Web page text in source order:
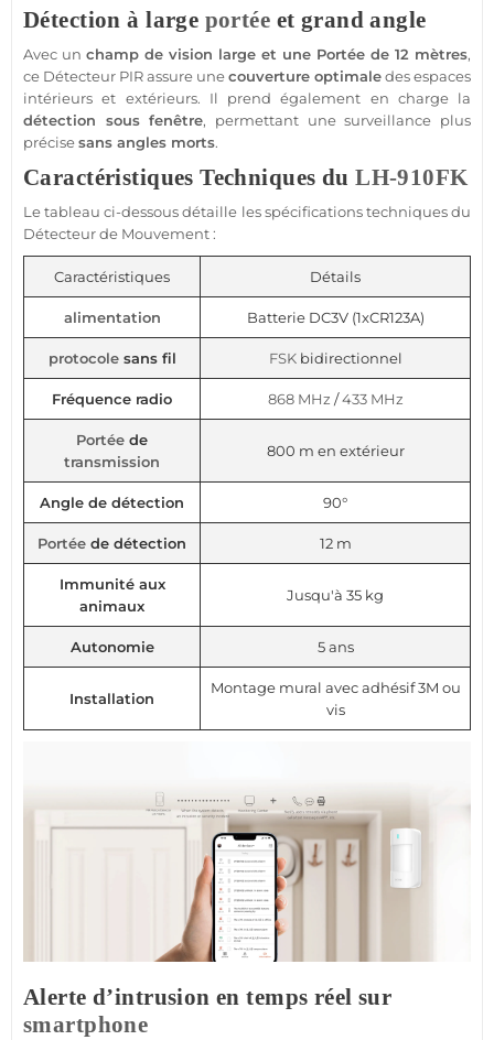
Détection à large portée et grand angle
Avec un champ de vision large et une Portée de 12 mètres,
ce Détecteur PIR assure unecouverture optimaledes espaces
intérieurs et extérieurs. Il prend également en charge la
détection sous fenêtre, permettant unesurveillance plus
précisesans angles morts.
Caractéristiques Techniques duLH-910FK
Le tableau ci-dessous détaille les spécifications techniques du
Détecteur de Mouvement:
Caractéristiques Détails
alimentation Batterie DC3V (1xCR123A)
protocolesans fil FSKbidirectionnel
Fréquence radio 868 MHz /433 MHz
Portée de
transmission
800 m en extérieur
Angle de détection 90°
Portée de détection 12 m
Immunité aux
animaux
Jusqu'à 35 kg
Autonomie 5 ans
Installation
Montage mural avec adhésif 3M ou
vis
Alerte d’intrusion en temps réel sur
smartphone